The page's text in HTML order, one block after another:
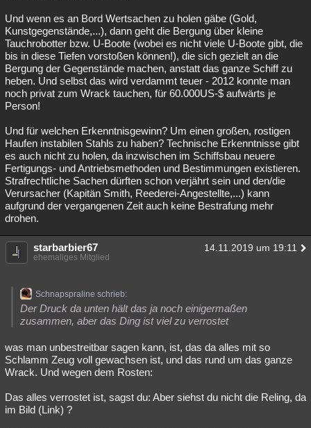
Und wenn es an Bord Wertsachen zu holen gäbe (Gold,
Kunstgegenstände,...), dann geht die Bergung über kleine
Tauchrobotter bzw. U-Boote (wobei es nicht viele U-Boote gibt, die
bis in diese Tiefen vorstoßen können!), die sich gezielt an die
Bergung der Gegenstände machen, anstatt das ganze Schiff zu
heben. Und selbst das wird verdammt teuer - 2012 konnte man
noch privat zum Wrack tauchen, für 60.000US-$ aufwärts je
Person!
Und für welchen Erkenntnisgewinn? Um einen großen, rostigen
Haufen instabilen Stahls zu haben? Technische Erkenntnisse gibt
es auch nicht zu holen, da inzwischen im Schiffsbau neuere
Fertigungs- und Antriebsmethoden und Bestimmungen existieren.
Strafrechtliche Sachen dürften schon verjährt sein und den/die
Verursacher (Kapitän Smith, Reederei-Angestellte,...) kann
aufgrund der vergangenen Zeit auch keine Bestrafung mehr
drohen.
starbarbier67 14.11.2019 um 19:11
ehemaliges Mitglied
Schnapspraline schrieb:
Der Druck da unten hält das ja noch einigermaßen
zusammen, aber das Ding ist viel zu verrostet
was man unbestreitbar sagen kann, ist, das da alles mit so
Schlamm Zeug voll gewachsen ist, und das rund um das ganze
Wrack. Und wegen dem Rosten:
Das alles verrostet ist, sagst du: Aber siehst du nicht die Reling, da
im Bild (Link) ?